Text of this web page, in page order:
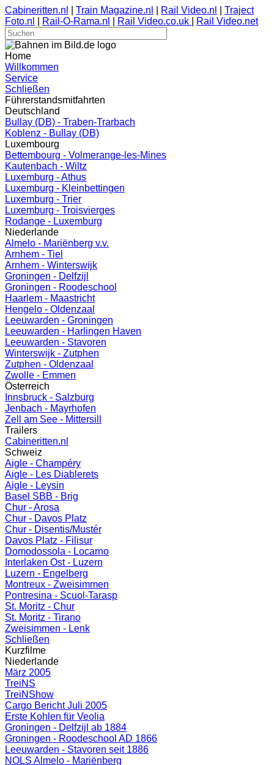
Cabineritten.nl Train Magazine.nl Rail Video.nl
Traject
Foto.nl
Rail-O-Rama.nl Rail Video.co.uk Rail Video.net
Home
Willkommen
Service
Schließen
Führerstandsmitfahrten
Deutschland
Bullay (DB) - Traben-Trarbach
Koblenz - Bullay (DB)
Luxembourg
Bettembourg - Volmerange-les-Mines
Kautenbach - Wiltz
Luxemburg - Athus
Luxemburg - Kleinbettingen
Luxemburg - Trier
Luxemburg - Troisvierges
Rodange - Luxemburg
Niederlande
Almelo - Mariënberg v.v.
Arnhem - Tiel
Arnhem - Winterswijk
Groningen - Delfzijl
Groningen - Roodeschool
Haarlem - Maastricht
Hengelo - Oldenzaal
Leeuwarden - Groningen
Leeuwarden - Harlingen Haven
Leeuwarden - Stavoren
Winterswijk - Zutphen
Zutphen - Oldenzaal
Zwolle - Emmen
Österreich
Innsbruck - Salzburg
Jenbach - Mayrhofen
Zell am See - Mittersill
Trailers
Cabineritten.nl
Schweiz
Aigle - Champéry
Aigle - Les Diablerets
Aigle - Leysin
Basel SBB - Brig
Chur - Arosa
Chur - Davos Platz
Chur - Disentis/Mustér
Davos Platz - Filisur
Domodossola - Locarno
Interlaken Ost - Luzern
Luzern - Engelberg
Montreux - Zweisimmen
Pontresina - Scuol-Tarasp
St. Moritz - Chur
St. Moritz - Tirano
Zweisimmen - Lenk
Schließen
Kurzfilme
Niederlande
März 2005
TreiNS
TreiNShow
Cargo Bericht Juli 2005
Erste Kohlen für Veolia
Groningen - Delfzijl ab 1884
Groningen - Roodeschool AD 1866
Leeuwarden - Stavoren seit 1886
NOLS Almelo - Mariënberg